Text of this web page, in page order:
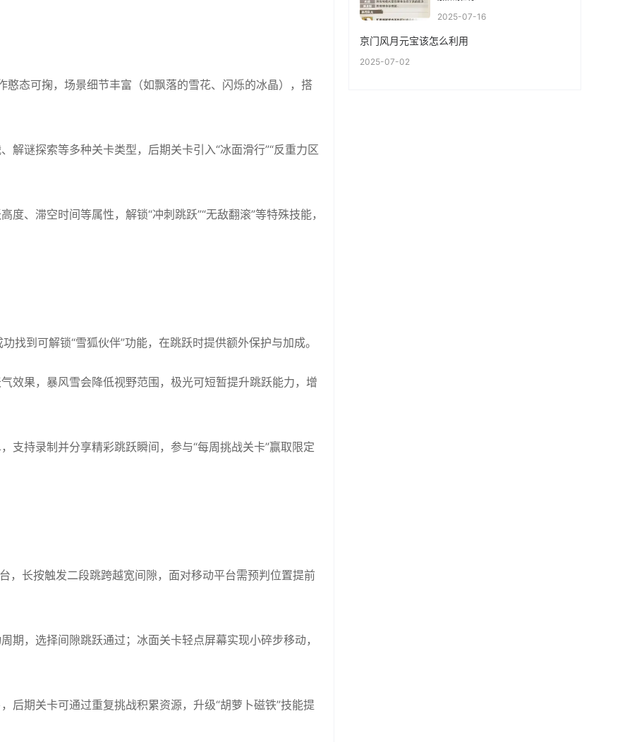
憨态可掬，场景细节丰富（如飘落的雪花、闪烁的冰晶），搭
解谜探索等多种关卡类型，后期关卡引入“冰面滑行”“反重力区
、滞空时间等属性，解锁“冲刺跳跃”“无敌翻滚”等特殊技能，
找到可解锁“雪狐伙伴”功能，在跳跃时提供额外保护与加成。
效果，暴风雪会降低视野范围，极光可短暂提升跳跃能力，增
支持录制并分享精彩跳跃瞬间，参与“每周挑战关卡”赢取限定
，长按触发二段跳跨越宽间隙，面对移动平台需预判位置提前
期，选择间隙跳跃通过；冰面关卡轻点屏幕实现小碎步移动，
后期关卡可通过重复挑战积累资源，升级“胡萝卜磁铁”技能提
2025-07-16
京门风月元宝该怎么利用
2025-07-02